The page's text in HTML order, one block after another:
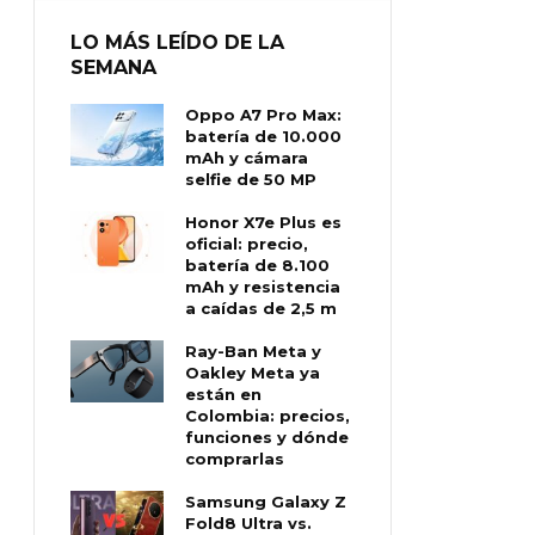
LO MÁS LEÍDO DE LA
SEMANA
Oppo A7 Pro Max:
batería de 10.000
mAh y cámara
selfie de 50 MP
Honor X7e Plus es
oficial: precio,
batería de 8.100
mAh y resistencia
a caídas de 2,5 m
Ray-Ban Meta y
Oakley Meta ya
están en
Colombia: precios,
funciones y dónde
comprarlas
Samsung Galaxy Z
Fold8 Ultra vs.